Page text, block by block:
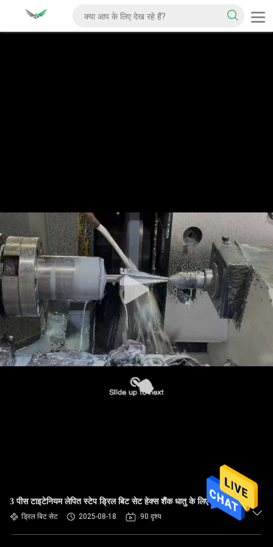
3 पीस टाइटेनियम लेपित स्टेप ड्रिल बिट सेट हेक्स शैंक धातु के लिए
ड्रिल बिट सेट 2025-08-18 90 दृश्य